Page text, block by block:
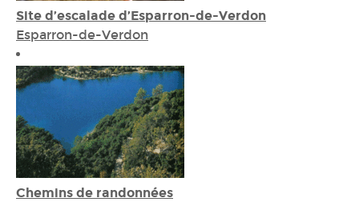
Site d’escalade d’Esparron-de-Verdon
Esparron-de-Verdon
Chemins de randonnées